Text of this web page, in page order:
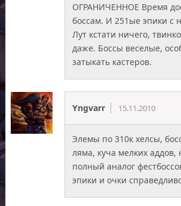
ОГРАНИЧЕННОЕ Время
боссам. И 251ые эпики с
Лут кстати ничего,
даже. Боссы веселые,
затыкать кастеров.
Yngvarr 15.11.2010
Элемы по 310к хелсы,
ляма, куча мелких
полный аналог
эпики и очки